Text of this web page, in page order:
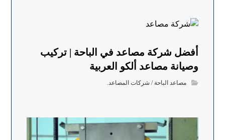
أفضل شركة مصاعد في الباحة | تركيب
وصيانة مصاعد ألكو العربية
مصاعد الباحة / شركات المصاعد.